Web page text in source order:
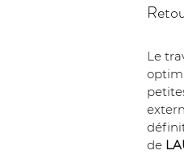
Le
de